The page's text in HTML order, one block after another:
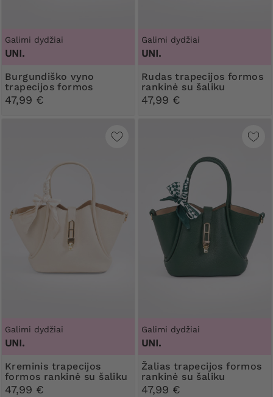
Galimi dydžiai
UNI.
Burgundiško vyno
trapecijos formos
rankinė su šaliku
47,99 €
Galimi dydžiai
UNI.
Rudas trapecijos formos
rankinė su šaliku
47,99 €
Galimi dydžiai
UNI.
Kreminis trapecijos
formos rankinė su šaliku
47,99 €
Galimi dydžiai
UNI.
Žalias trapecijos formos
rankinė su šaliku
47,99 €